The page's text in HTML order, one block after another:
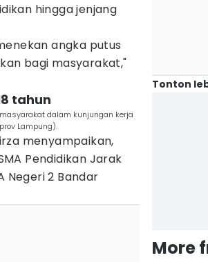
hingga jenjang
angka putus
bagi masyarakat,"
tahun
dalam kunjungan kerja
Lampung).
menyampaikan,
Pendidikan Jarak
Negeri 2 Bandar
Tonton
More